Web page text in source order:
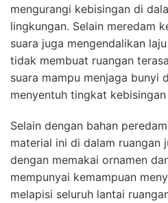
mengurangi kebisingan di
lingkungan. Selain meredam
suara juga mengendalikan
tidak membuat ruangan
suara mampu menjaga bunyi
menyentuh tingkat
Selain dengan bahan
material ini di dalam ruangan
dengan memakai ornamen
mempunyai kemampuan
melapisi seluruh lantai